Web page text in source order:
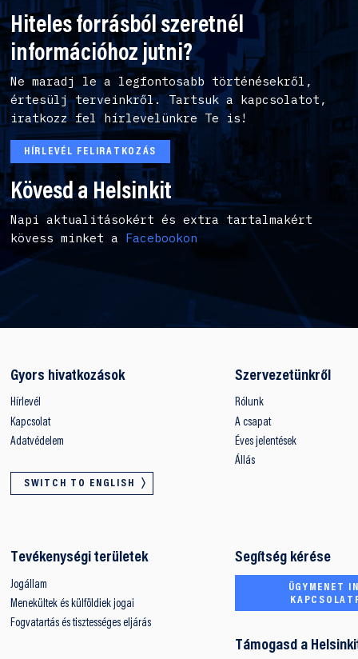
Hiteles forrásból szeretnél
információhoz jutni?
Ne maradj le a legfontosabb történésekről,
értesülj terveinkről. Tartsuk a kapcsolatot,
iratkozz fel hírlevelünkre Te is!
HÍRLEVÉL FELIRATKOZÁS
Kövesd a Helsinkit
Napi aktualitásokért és extra tartalmakért
kövess minket a Facebookon
Gyors hivatkozások
Hírlevél
Kapcsolat
Adatvédelem
SWITCH TO ENGLISH
Szervezetünkről
Rólunk
A csapat
Éves jelentések
Állás
Tevékenységi területek
Jogállam
Menekültek és külföldiek jogai
Fogvatartás és tisztességes eljárás
Segítség kérése
ÜGYMENET
Támogasd a